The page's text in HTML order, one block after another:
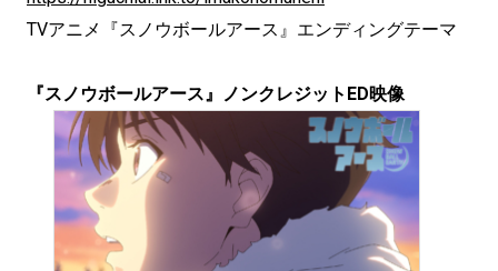
TVアニメ『スノウボールアース』エンディングテーマ
『スノウボールアース』ノンクレジットED映像